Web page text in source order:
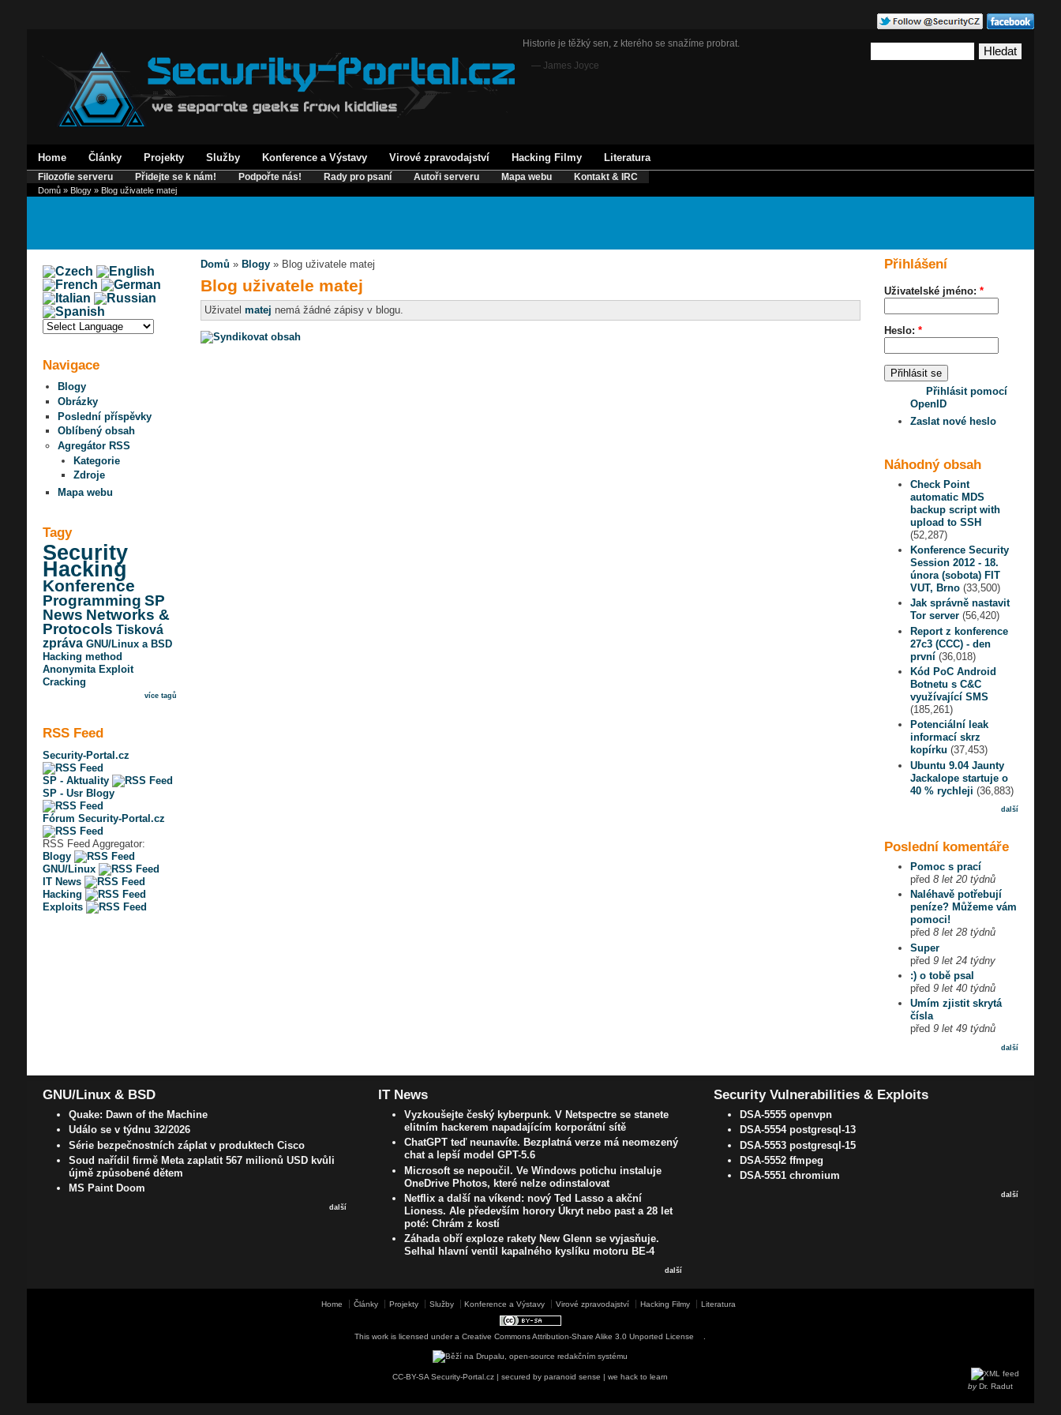
Historie je těžký sen, z kterého se snažíme probrat.
— James Joyce
Home Články Projekty Služby Konference a Výstavy Virové zpravodajství Hacking Filmy Literatura
Filozofie serveru Přidejte se k nám! Podpořte nás! Rady pro psaní Autoři serveru Mapa webu Kontakt & IRC
Domů» Blogy» Blog uživatele matej
Navigace
Blogy
Obrázky
Poslední příspěvky
Oblíbený obsah
Agregátor RSS
Kategorie
Zdroje
Mapa webu
Tagy
Security
Hacking
Konference
Programming SP
News Networks &
Protocols Tisková
zpráva GNU/Linux a BSD
Hacking method
Anonymita Exploit
Cracking
více tagů
RSS Feed
Security-Portal.cz
SP - Aktuality
SP - Usr Blogy
Fórum Security-Portal.cz
RSS Feed Aggregator:
Blogy
GNU/Linux
IT News
Hacking
Exploits
Domů » Blogy» Blog uživatele matej
Blog uživatele matej
Uživatel matej nemá žádné zápisy v blogu.
Přihlášení
Uživatelské jméno: *
Heslo: *
Přihlásit pomocí
OpenID
Zaslat nové heslo
Náhodný obsah
Check Point
automatic MDS
backup script with
upload to SSH
(52,287)
Konference Security
Session 2012 - 18.
února (sobota) FIT
VUT, Brno (33,500)
Jak správně nastavit
Tor server (56,420)
Report z konference
27c3 (CCC) - den
první (36,018)
Kód PoC Android
Botnetu s C&C
využívající SMS
(185,261)
Potenciální leak
informací skrz
kopírku (37,453)
Ubuntu 9.04 Jaunty
Jackalope startuje o
40 % rychleji (36,883)
další
Poslední komentáře
Pomoc s prací
před 8 let 20 týdnů
Naléhavě potřebují
peníze? Můžeme vám
pomoci!
před 8 let 28 týdnů
Super
před 9 let 24 týdny
:) o tobě psal
před 9 let 40 týdnů
Umím zjistit skrytá
čísla
před 9 let 49 týdnů
další
GNU/Linux & BSD
Quake: Dawn of the Machine
Událo se v týdnu 32/2026
Série bezpečnostních záplat v produktech Cisco
Soud nařídil firmě Meta zaplatit 567 milionů USD kvůli
újmě způsobené dětem
MS Paint Doom
další
IT News
Vyzkoušejte český kyberpunk. V Netspectre se stanete
elitním hackerem napadajícím korporátní sítě
ChatGPT teď neunavíte. Bezplatná verze má neomezený
chat a lepší model GPT-5.6
Microsoft se nepoučil. Ve Windows potichu instaluje
OneDrive Photos, které nelze odinstalovat
Netflix a další na víkend: nový Ted Lasso a akční
Lioness. Ale především horory Úkryt nebo past a 28 let
poté: Chrám z kostí
Záhada obří exploze rakety New Glenn se vyjasňuje.
Selhal hlavní ventil kapalného kyslíku motoru BE-4
další
Security Vulnerabilities & Exploits
DSA-5555 openvpn
DSA-5554 postgresql-13
DSA-5553 postgresql-15
DSA-5552 ffmpeg
DSA-5551 chromium
další
Home Články Projekty Služby Konference a Výstavy Virové zpravodajství Hacking Filmy Literatura
This work is licensed under aCreative Commons Attribution-Share Alike 3.0 Unported License
CC-BY-SA Security-Portal.cz | secured by paranoid sense | we hack to learn
by Dr. Radut